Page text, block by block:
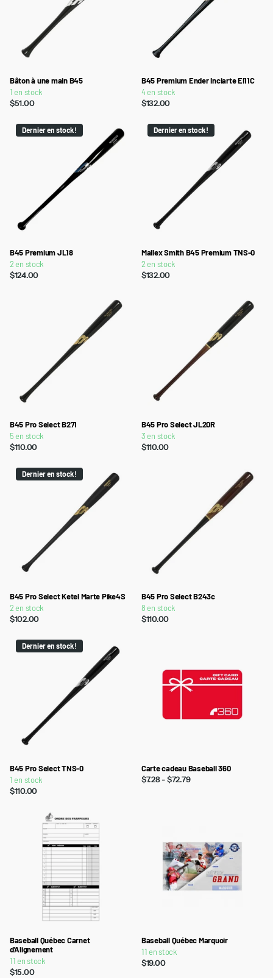
Bâton à une main B45
1 en stock
$51.00
B45 Premium Ender Inciarte EI11C
4 en stock
$132.00
Dernier en stock !
B45 Premium JL18
2 en stock
$124.00
Dernier en stock !
Mallex Smith B45 Premium TNS-0
2 en stock
$132.00
B45 Pro Select B271
5 en stock
$110.00
B45 Pro Select JL20R
3 en stock
$110.00
Dernier en stock !
B45 Pro Select Ketel Marte Pike4S
2 en stock
$102.00
B45 Pro Select B243c
8 en stock
$110.00
Dernier en stock !
B45 Pro Select TNS-0
1 en stock
$110.00
Carte cadeau Baseball 360
$7.28- $72.79
Baseball Québec Carnet
d'Alignement
11 en stock
$15.00
Baseball Québec Marquoir
11 en stock
$19.00